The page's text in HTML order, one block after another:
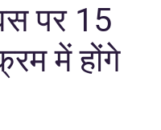
पर 15
में होंगे